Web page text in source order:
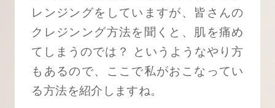
レンジングをしていますが、皆さんの
クレジンング方法を聞くと、肌を痛め
てしまうのでは？ というようなやり方
もあるので、ここで私がおこなってい
る方法を紹介しますね。